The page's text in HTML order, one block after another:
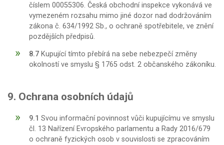
číslem 00055306. Česká obchodní inspekce vykonává ve
vymezeném rozsahu mimo jiné dozor nad dodržováním
zákona č. 634/1992 Sb., o ochraně spotřebitele, ve znění
pozdějších předpisů.
8.7 Kupující tímto přebírá na sebe nebezpečí změny
okolností ve smyslu § 1765 odst. 2 občanského zákoníku.
9. Ochrana osobních údajů
9.1 Svou informační povinnost vůči kupujícímu ve smyslu
čl. 13 Nařízení Evropského parlamentu a Rady 2016/679
o ochraně fyzických osob v souvislosti se zpracováním